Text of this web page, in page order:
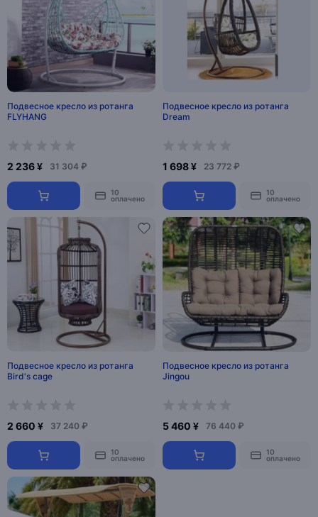
Подвесное кресло из ротанга
FLYHANG
2 236 ¥ 31 304 ₽
10
оплачено
Подвесное кресло из ротанга
Dream
1 698 ¥ 23 772 ₽
10
оплачено
Подвесное кресло из ротанга
Bird's cage
2 660 ¥ 37 240 ₽
10
оплачено
Подвесное кресло из ротанга
Jingou
5 460 ¥ 76 440 ₽
10
оплачено